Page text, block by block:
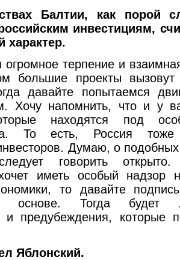
Балтии, как порой
инвестициям,
характер.
терпение и
большие проекты
давайте попытаемся
Хочу напомнить, что и у
находятся под
То есть, Россия
Думаю, о
говорить
хочет иметь особый надзор
то давайте
основе. Тогда будет
и предубеждения, которые
Яблонский.